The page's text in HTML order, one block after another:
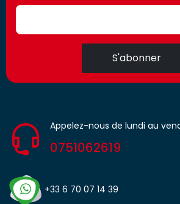
S'abonner
Appelez-nous de lundi au
0751062619
+33 6 70 07 14 39